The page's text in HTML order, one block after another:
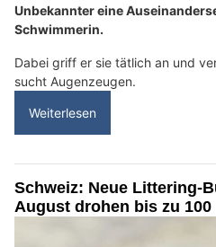
Unbekannter eine
Schwimmerin.
Dabei griff er sie tätlich an und
sucht Augenzeugen.
Weiterlesen
Schweiz: Neue Littering-
August drohen bis zu